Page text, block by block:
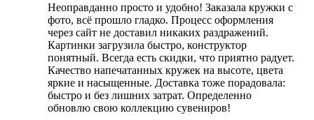
Неоправданно просто и удобно! Заказала кружки с
фото, всё прошло гладко. Процесс оформления
через сайт не доставил никаких раздражений.
Картинки загрузила быстро, конструктор
понятный. Всегда есть скидки, что приятно радует.
Качество напечатанных кружек на высоте, цвета
яркие и насыщенные. Доставка тоже порадовала:
быстро и без лишних затрат. Определенно
обновлю свою коллекцию сувениров!